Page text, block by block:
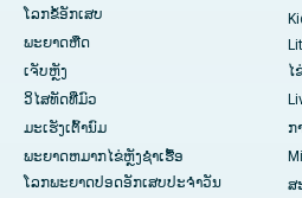
ໂລກຂໍ້ອັກເສບ
ພະຍາດຫືດ
ເຈັບ​ຫຼັງ
ວິໄສທັດທີ່ມົວ
ມະເຮັງເຕົ້ານົມ
ພະຍາດຫມາກໄຂ່ຫຼັງຊໍາເຮື້ອ
ໂລກພະຍາດປອດອັກເສບປະຈໍາວັນ
ໄ
ກ
ສ